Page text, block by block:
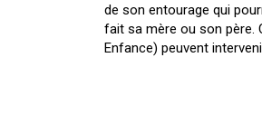
de son entourage qui
fait sa mère ou son père.
Enfance) peuvent